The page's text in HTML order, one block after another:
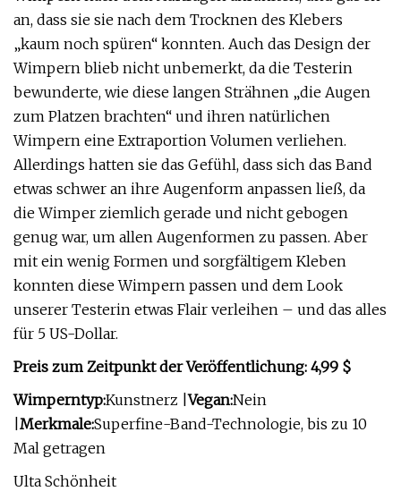
an, dass sie sie nach dem Trocknen des Klebers
„kaum noch spüren“ konnten. Auch das Design der
Wimpern blieb nicht unbemerkt, da die Testerin
bewunderte, wie diese langen Strähnen „die Augen
zum Platzen brachten“ und ihren natürlichen
Wimpern eine Extraportion Volumen verliehen.
Allerdings hatten sie das Gefühl, dass sich das Band
etwas schwer an ihre Augenform anpassen ließ, da
die Wimper ziemlich gerade und nicht gebogen
genug war, um allen Augenformen zu passen. Aber
mit ein wenig Formen und sorgfältigem Kleben
konnten diese Wimpern passen und dem Look
unserer Testerin etwas Flair verleihen – und das alles
für 5 US-Dollar.
Preis zum Zeitpunkt der Veröffentlichung: 4,99 $
Wimperntyp:Kunstnerz |Vegan:Nein
Merkmale:Superfine-Band-Technologie, bis zu 10
Mal getragen
Ulta Schönheit